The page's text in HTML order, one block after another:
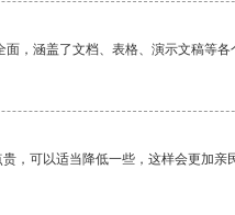
，涵盖了文档、表格、演示文稿等
，可以适当降低一些，这样会更加亲